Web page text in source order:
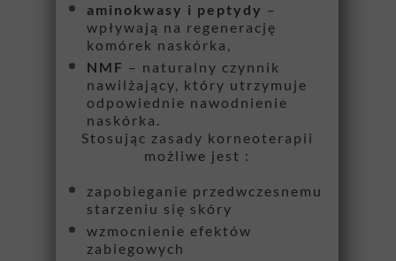
aminokwasy i peptydy –
wpływają na regenerację
komórek naskórka,
NMF – naturalny czynnik
nawilżający, który utrzymuje
odpowiednie nawodnienie
naskórka.
Stosując zasady korneoterapii
możliwe jest :
zapobieganie przedwczesnemu
starzeniu się skóry
wzmocnienie efektów
zabiegowych